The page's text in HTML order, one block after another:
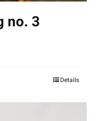
no. 3
Details